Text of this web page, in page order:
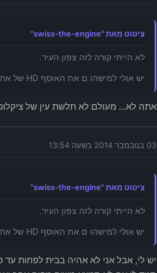
ציטוט מאת "swiss-the-engine"
לא הייתי קורה לזה צפון העיר.
יש אולי למישהו ם את האוסף HD של אחד ושתיים?
אתה לא... מעולם לא תלשת עין של
03 בנובמבר 2014 בשעה 13:54
ציטוט מאת "swiss-the-engine"
לא הייתי קורה לזה צפון העיר.
יש אולי למישהו ם את האוסף HD של אחד ושתיים?
יש לי, אבל אני לא אהיה בבית לפחות